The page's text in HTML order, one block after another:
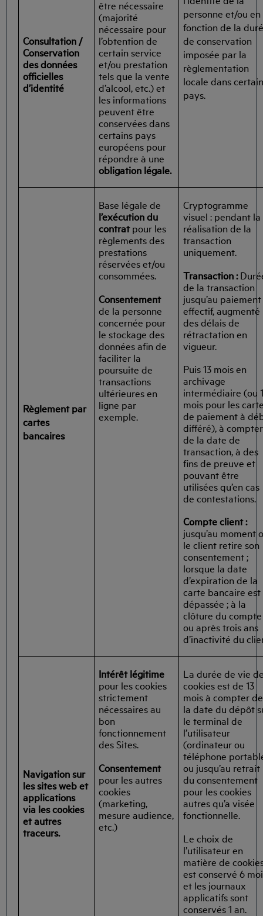
Consultation /
Conservation
des données
officielles
d’identité
être nécessaire
(majorité
nécessaire pour
l’obtention de
certain service
et/ou prestation
tels que la vente
d’alcool, etc.) et
les informations
peuvent être
conservées dans
certains pays
européens pour
répondre à une
obligation légale.
personne et/ou en
fonction de la
de conservation
imposée par la
règlementation
locale dans
pays.
Règlement par
cartes
bancaires
Base légale de
l’exécution du
contratpour les
règlements des
prestations
réservées et/ou
consommées.
Consentement
de la personne
concernée pour
le stockage des
données afin de
faciliter la
poursuite de
transactions
ultérieures en
ligne par
exemple.
Cryptogramme
visuel : pendant la
réalisation de la
transaction
uniquement.
Transaction :
de la transaction
jusqu’au paiement
effectif, augmenté
des délais de
rétractation en
vigueur.
Puis 13 mois en
archivage
intermédiaire (ou
mois pour les
de paiement à
différé), à compter
de la date de
transaction, à des
fins de preuve et
pouvant être
utilisées qu’en cas
de contestations.
Compte client :
jusqu’au moment
le client retire son
consentement ;
lorsque la date
d’expiration de la
carte bancaire est
dépassée ; à la
clôture du compte
ou après trois ans
d’inactivité du
Navigation sur
les sites web et
applications
via les cookies
et autres
traceurs.
Intérêt légitime
pour les cookies
strictement
nécessaires au
bon
fonctionnement
des Sites.
Consentement
pour les autres
cookies
(marketing,
mesure audience,
etc.)
La durée de vie
cookies est de 13
mois à compter de
la date du dépôt
le terminal de
l’utilisateur
(ordinateur ou
téléphone
ou jusqu’au retrait
du consentement
pour les cookies
autres qu’a visée
fonctionnelle.
Le choix de
l’utilisateur en
matière de
est conservé 6
et les journaux
applicatifs sont
conservés 1 an.